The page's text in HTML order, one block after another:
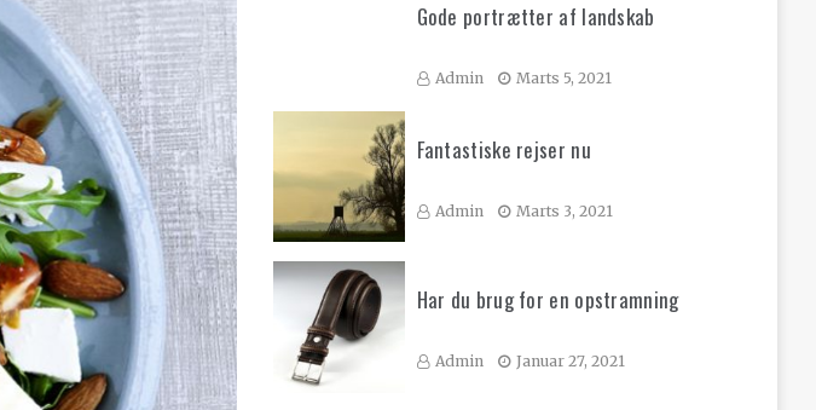
Gode portrætter af landskab
Admin Marts 5, 2021
Fantastiske rejser nu
Admin Marts 3, 2021
Har du brug for en opstramning
Admin Januar 27, 2021